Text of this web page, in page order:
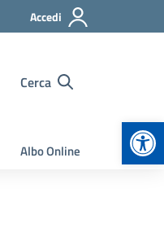
Accedi
Cerca
Albo Online